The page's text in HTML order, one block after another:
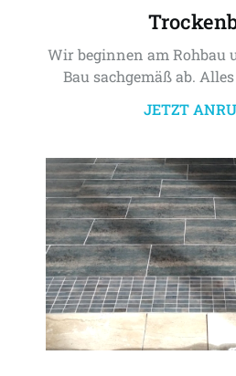
Wir beginnen am Rohbau
Bau sachgemäß ab.
JETZT